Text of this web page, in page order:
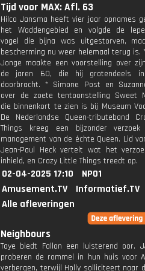
Tijd voor MAX: Afl. 63
Hilco Jansma heeft vier jaar opnames
het Waddengebied en volgde de
vogel die bijna was uitgestorven,
bescherming nu weer helemaal terug is.
Jonge maakte een voorstelling over
de jaren 60, die hij grotendeels in
doorbracht. * Simone Post en
over de zoete tentoonstelling Sweet
die binnenkort te zien is bij Museum
De Nederlandse Queen-tributeband
Things kreeg een bijzonder
management van de échte Queen. Lid
Jean-Paul Heck vertelt wat het
inhield, en Crazy Little Things treedt op.
02-04-2025 17:10
NPO1
Amusement.TV
Informatief.TV
Alle afleveringen
Neighbours
Taye biedt Fallon een luisterend oor.
proberen de rommel in hun huis voor
verbergen, terwijl Holly solliciteert naar